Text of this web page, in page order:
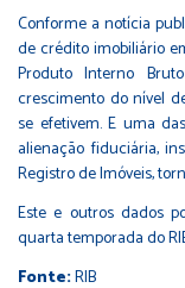
Conforme a notícia
de crédito imobiliário
Produto Interno
crescimento do nível
se efetivem. E uma
alienação fiduciária,
Registro de Imóveis,
Este e outros dados
quarta temporada do
Fonte:RIB